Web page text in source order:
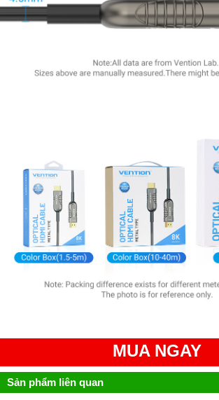
MUA NGAY
Sản phẩm liên quan